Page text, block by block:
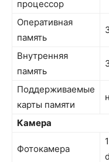
процессор
Оперативная
память
Внутренняя
память
Поддерживаемые
карты памяти
Камера
Фотокамера